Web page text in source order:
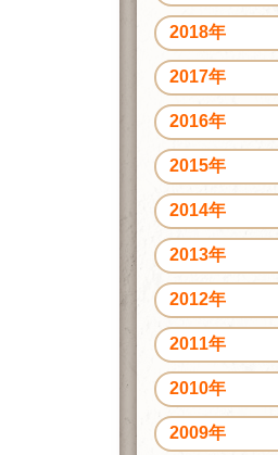
2018年
2017年
2016年
2015年
2014年
2013年
2012年
2011年
2010年
2009年